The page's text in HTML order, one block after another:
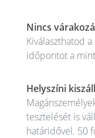
Nincs
Kiválaszthatod
időpontot a
Helyszíni
tesztelését is
határidővel. 50